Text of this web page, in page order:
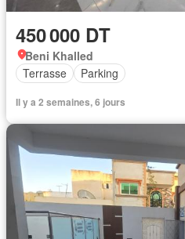
450 000 DT
Beni Khalled
Terrasse
Parking
Il y a 2 semaines, 6 jours